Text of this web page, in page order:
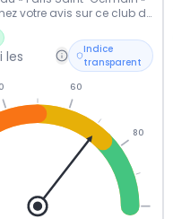
votre avis sur ce club de
les
Indice
transparent
60
80